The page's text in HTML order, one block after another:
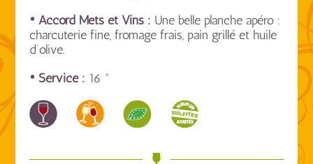
• Accord Mets et Vins : Une belle planche apéro :
charcuterie fine, fromage frais, pain grillé et huile
d’olive.
• Service : 16 °